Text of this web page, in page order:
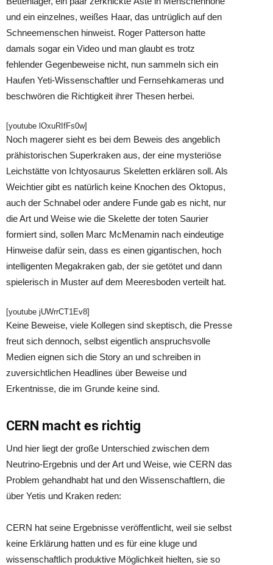
und ein einzelnes, weißes Haar, das untrüglich auf den
Schneemenschen hinweist. Roger Patterson hatte
damals sogar ein Video und man glaubt es trotz
fehlender Gegenbeweise nicht, nun sammeln sich ein
Haufen Yeti-Wissenschaftler und Fernsehkameras und
beschwören die Richtigkeit ihrer Thesen herbei.
[youtube lOxuRIfFs0w]
Noch magerer sieht es bei dem Beweis des angeblich
prähistorischen Superkraken aus, der eine mysteriöse
Leichstätte von Ichtyosaurus Skeletten erklären soll. Als
Weichtier gibt es natürlich keine Knochen des Oktopus,
auch der Schnabel oder andere Funde gab es nicht, nur
die Art und Weise wie die Skelette der toten Saurier
formiert sind, sollen Marc McMenamin nach eindeutige
Hinweise dafür sein, dass es einen gigantischen, hoch
intelligenten Megakraken gab, der sie getötet und dann
spielerisch in Muster auf dem Meeresboden verteilt hat.
[youtube jUWrrCT1Ev8]
Keine Beweise, viele Kollegen sind skeptisch, die Presse
freut sich dennoch, selbst eigentlich anspruchsvolle
Medien eignen sich die Story an und schreiben in
zuversichtlichen Headlines über Beweise und
Erkentnisse, die im Grunde keine sind.
CERN macht es richtig
Und hier liegt der große Unterschied zwischen dem
Neutrino-Ergebnis und der Art und Weise, wie CERN das
Problem gehandhabt hat und den Wissenschaftlern, die
über Yetis und Kraken reden:
CERN hat seine Ergebnisse veröffentlicht, weil sie selbst
keine Erklärung hatten und es für eine kluge und
wissenschaftlich produktive Möglichkeit hielten, sie so